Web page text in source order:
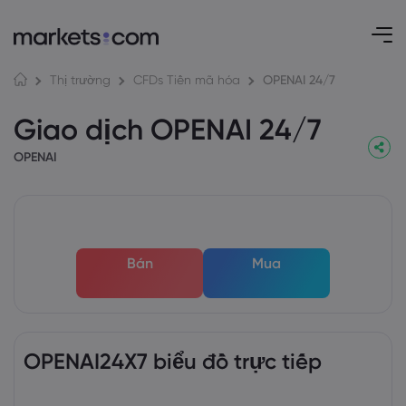
Thị trường CFDs Tiền mã hóa OPENAI 24/7
Giao dịch OPENAI 24/7
OPENAI
Bán Mua
OPENAI24X7 biểu đồ trực tiếp